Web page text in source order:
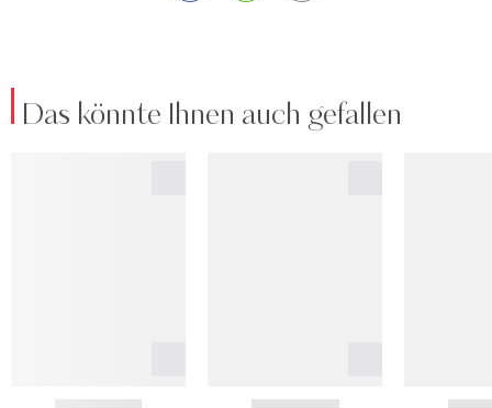
Das könnte Ihnen auch gefallen